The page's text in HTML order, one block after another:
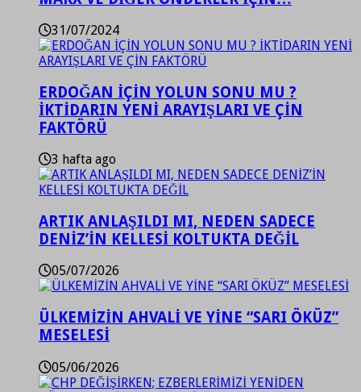
31/07/2024
ERDOĞAN İÇİN YOLUN SONU MU ?
İKTİDARIN YENİ ARAYIŞLARI VE ÇİN
FAKTÖRÜ
3 hafta ago
ARTIK ANLAŞILDI MI, NEDEN SADECE
DENİZ’İN KELLESİ KOLTUKTA DEĞİL
05/07/2026
ÜLKEMİZİN AHVALİ VE YİNE “SARI ÖKÜZ”
MESELESİ
05/06/2026